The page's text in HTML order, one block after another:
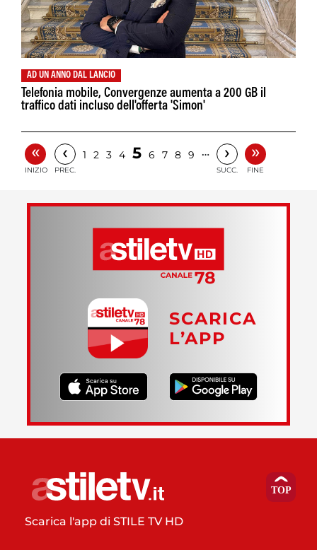
AD UN ANNO DAL LANCIO
Telefonia mobile, Convergenze aumenta a 200 GB il
traffico dati incluso dell'offerta 'Simon'
«
INIZIO
‹
PREC.
1 2 3 4 5 6 7 8 9 … ›
SUCC.
»
FINE
SCARICA
L’APP
Scarica l'app di STILE TV HD